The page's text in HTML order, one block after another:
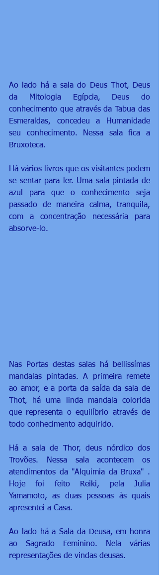
Ao lado há a sala do Deus Thot, Deus
da Mitologia Egípcia, Deus do
conhecimento que através da Tabua das
Esmeraldas, concedeu a Humanidade
seu conhecimento. Nessa sala fica a
Bruxoteca.
Há vários livros que os visitantes podem
se sentar para ler. Uma sala pintada de
azul para que o conhecimento seja
passado de maneira calma, tranquila,
com a concentração necessária para
absorve-lo.
Nas Portas destas salas há bellissímas
mandalas pintadas. A primeira remete
ao amor, e a porta da saída da sala de
Thot, há uma linda mandala colorida
que representa o equilíbrio através de
todo conhecimento adquirido.
Há a sala de Thor, deus nórdico dos
Trovões. Nessa sala acontecem os
atendimentos da "Alquimia da Bruxa" .
Hoje foi feito Reiki, pela Julia
Yamamoto, as duas pessoas às quais
apresentei a Casa.
Ao lado há a Sala da Deusa, em honra
ao Sagrado Feminino. Nela várias
representações de vindas deusas.